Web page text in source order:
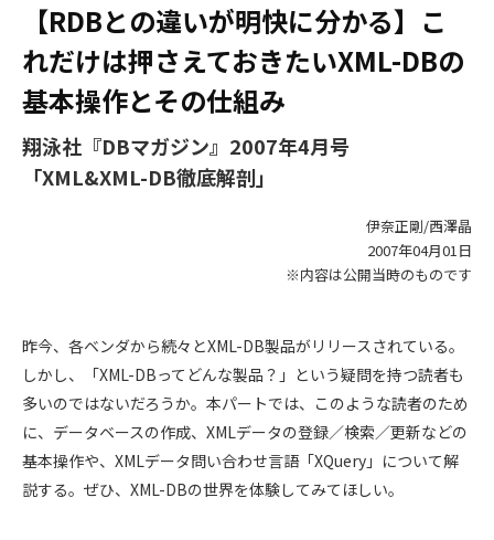
【RDBとの違いが明快に分かる】こ
れだけは押さえておきたいXML-DBの
基本操作とその仕組み
翔泳社『DBマガジン』2007年4月号
「XML&XML-DB徹底解剖」
伊奈正剛/西澤晶
2007年04月01日
※内容は公開当時のものです
昨今、各ベンダから続々とXML-DB製品がリリースされている。
しかし、「XML-DBってどんな製品？」という疑問を持つ読者も
多いのではないだろうか。本パートでは、このような読者のため
に、データベースの作成、XMLデータの登録／検索／更新などの
基本操作や、XMLデータ問い合わせ言語「XQuery」について解
説する。ぜひ、XML-DBの世界を体験してみてほしい。